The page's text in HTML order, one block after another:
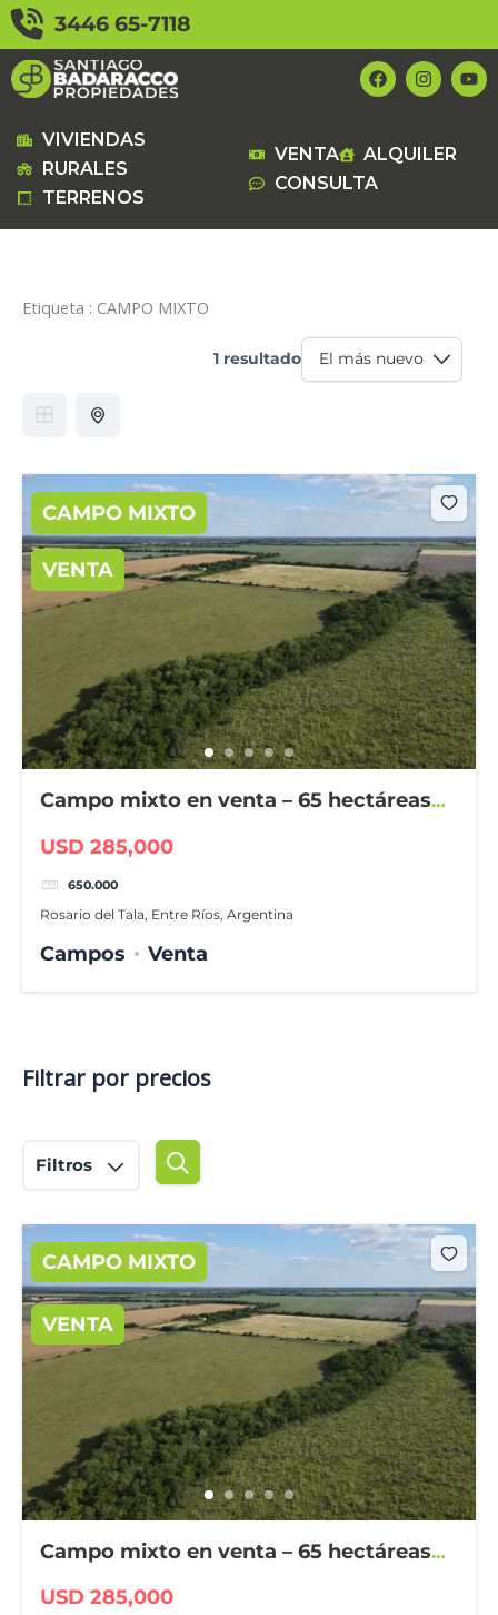
contenido
3446 65-7118
F
a
c
o
k
I
n
s
g
Y
o
u
VIVIENDAS
RURALES
TERRENOS
VENTA
ALQUILER
CONSULTA
Etiqueta : CAMPO MIXTO
1 resultado
CAMPO MIXTO
VENTA
Campo mixto en venta – 65 hectáreas
USD 285,000
650.000
Rosario del Tala, Entre Ríos, Argentina
Campos Venta
Filtrar por precios
Filtros
CAMPO MIXTO
VENTA
Campo mixto en venta – 65 hectáreas
USD 285,000